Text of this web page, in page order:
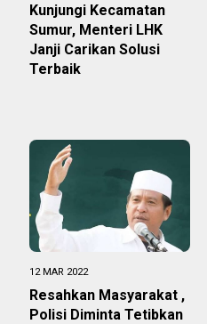
Kunjungi Kecamatan
Sumur, Menteri LHK
Janji Carikan Solusi
Terbaik
12 MAR 2022
Resahkan Masyarakat ,
Polisi Diminta Tetibkan